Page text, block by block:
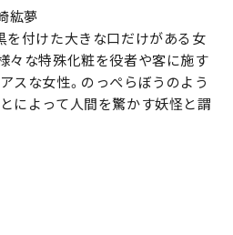
紘夢
を付けた大きな口だけがある女
々な特殊化粧を役者や客に施す
スな女性。のっぺらぼうのよう
によって人間を驚かす妖怪と謂